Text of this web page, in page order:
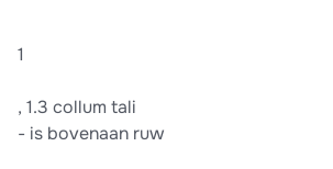
1
, 1.3 collum tali
- is bovenaan ruw